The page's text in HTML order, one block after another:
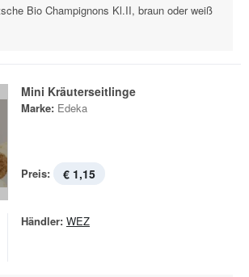
Bio Champignons Kl.II, braun oder weiß
Mini Kräuterseitlinge
Marke: Edeka
Preis: € 1,15
Händler: WEZ